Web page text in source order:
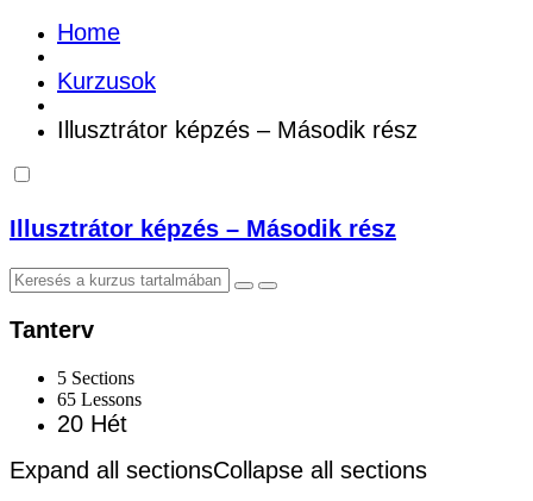
Home
Kurzusok
Illusztrátor képzés – Második rész
Illusztrátor képzés – Második rész
Tanterv
5 Sections
65 Lessons
20 Hét
Expand all sectionsCollapse all sections